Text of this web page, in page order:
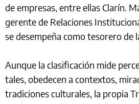
de empresas, entre ellas Clarín.
gerente de Relaciones
se desempeña como tesorero de
Aunque la clasificación mide
tales, obedecen a contextos,
tradiciones culturales, la propia